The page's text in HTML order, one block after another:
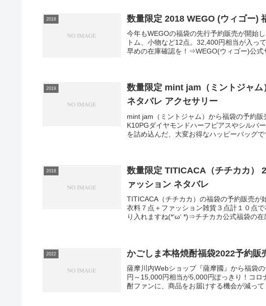
2018 数量限定 2018 WEGO (
今年もWEGOの福袋の先行予約販売が開始
トム、小物など12点。32,400円相当が入っ
早めの在庫確認を！⇒WEGO(ウィゴー)公式
2019
数量限定 mint jam（ミントジャム） 2019 レディース福袋 予約販売 中身
ネタバレ アクセサリー
mint jam（ミントジャム）から福袋の予約
K10PGダイヤモンドハーフピアスやシルバ
を詰め込んだ、大変お得なハッピーバッグ
2018
数量限定 TITICACA（チチカカ）
ァッション ネタバレ
TITICACA（チチカカ）の福袋の予約販売が
衣料７点＋ファッション雑貨３点計１０点
り入れますね(*‘ω‘ *)⇒チチカカ公式福袋の在
2022 かごしま本格焼酎福袋2022予約販
薩摩川内Webショップ『薩摩國』から福袋
円～15,000円相当が5,000円ぽっきり！コ
酎ファンに、商品をお届けする機会が減って